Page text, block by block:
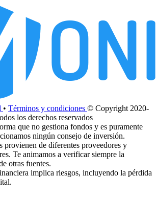
• Términos y condiciones © Copyright 2020-
los derechos reservados
que no gestiona fondos y es puramente
ningún consejo de inversión.
provienen de diferentes proveedores y
Te animamos a verificar siempre la
otras fuentes.
implica riesgos, incluyendo la pérdida